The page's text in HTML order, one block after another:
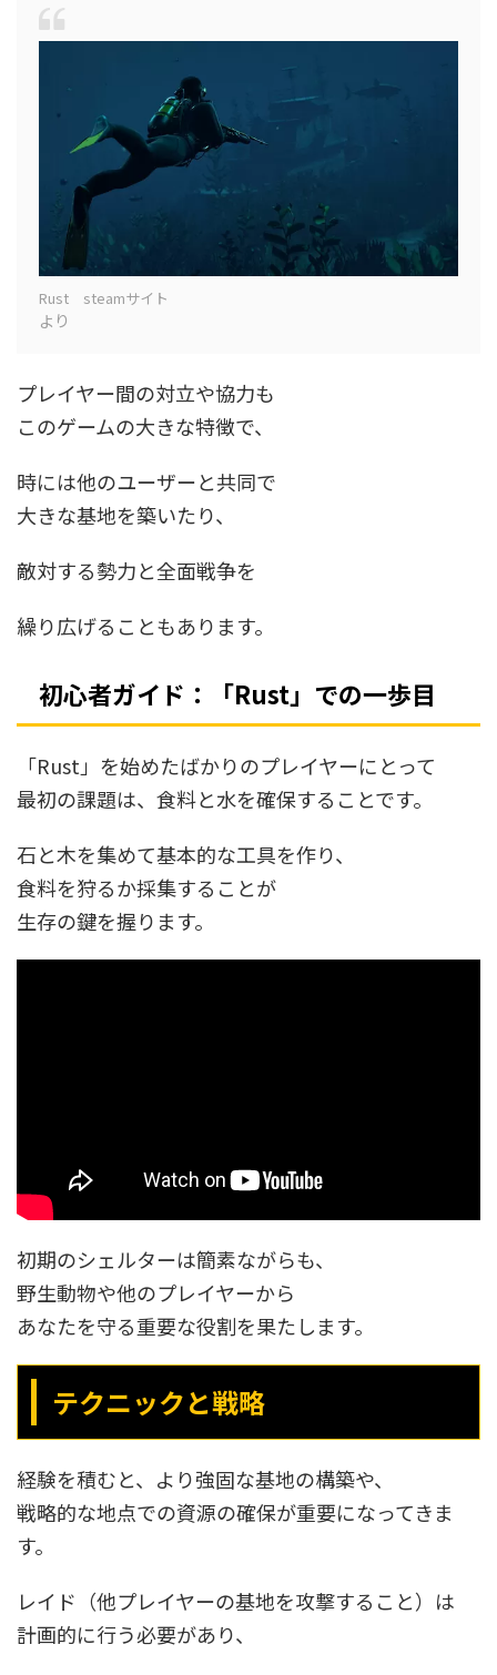
Rust steamサイト
より
プレイヤー間の対立や協力も
このゲームの大きな特徴で、
時には他のユーザーと共同で
大きな基地を築いたり、
敵対する勢力と全面戦争を
繰り広げることもあります。
初心者ガイド：「Rust」での一歩目
「Rust」を始めたばかりのプレイヤーにとって
最初の課題は、食料と水を確保することです。
石と木を集めて基本的な工具を作り、
食料を狩るか採集することが
生存の鍵を握ります。
初期のシェルターは簡素ながらも、
野生動物や他のプレイヤーから
あなたを守る重要な役割を果たします。
テクニックと戦略
経験を積むと、より強固な基地の構築や、
戦略的な地点での資源の確保が重要になってきま
す。
レイド（他プレイヤーの基地を攻撃すること）は
計画的に行う必要があり、